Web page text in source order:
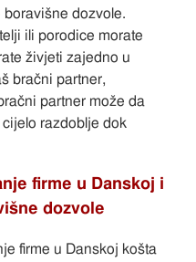
dozvole.
ili porodice morate
živjeti zajedno u
bračni partner,
partner može da
razdoblje dok
firme u Danskoj i
dozvole
firme u Danskoj košta